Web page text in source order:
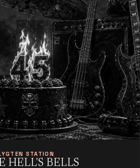
STATION
HELL'S BELLS